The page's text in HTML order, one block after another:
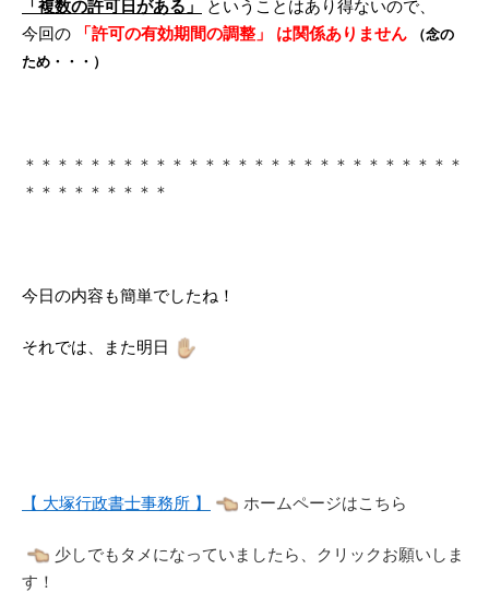
「複数の許可日がある」
ということはあり得ないので、
今回の
「許可の有効期間の調整」 は関係ありません
（念の
ため・・・）
＊＊＊＊＊＊＊＊＊＊＊＊＊＊＊＊＊＊＊＊＊＊＊＊＊＊＊
＊＊＊＊＊＊＊＊＊
今日の内容も簡単でしたね！
それでは、また明日
【 大塚行政書士事務所 】 ホームページはこちら
少しでもタメになっていましたら、クリックお願いしま
す！